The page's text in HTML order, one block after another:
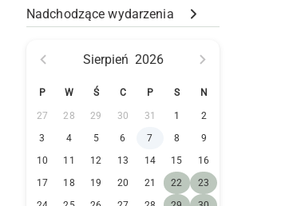
Nadchodzące wydarzenia
Sierpień 2026
P W Ś C P S N
27 28 29 30 31 1
2
3
4 5 6 7 8
9
10
11 12 13 14 15
16
17
18 19 20 21 22
23